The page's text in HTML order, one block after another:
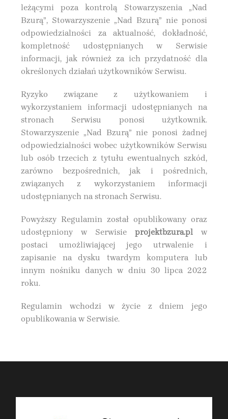
leżącymi poza kontrolą Stowarzyszenia „Nad
Bzurą”, Stowarzyszenie „Nad Bzurą” nie ponosi
odpowiedzialności za aktualność, dokładność,
kompletność udostępnianych w Serwisie
informacji, jak również za ich przydatność dla
określonych działań użytkowników Serwisu.
Ryzyko związane z użytkowaniem i
wykorzystaniem informacji udostępnianych na
stronach Serwisu ponosi użytkownik.
Stowarzyszenie „Nad Bzurą” nie ponosi żadnej
odpowiedzialności wobec użytkowników Serwisu
lub osób trzecich z tytułu ewentualnych szkód,
zarówno bezpośrednich, jak i pośrednich,
związanych z wykorzystaniem informacji
udostępnianych na stronach Serwisu.
Powyższy Regulamin został opublikowany oraz
udostępniony w Serwisie projektbzura.pl w
postaci umożliwiającej jego utrwalenie i
zapisanie na dysku twardym komputera lub
innym nośniku danych w dniu 30 lipca 2022
roku.
Regulamin wchodzi w życie z dniem jego
opublikowania w Serwisie.